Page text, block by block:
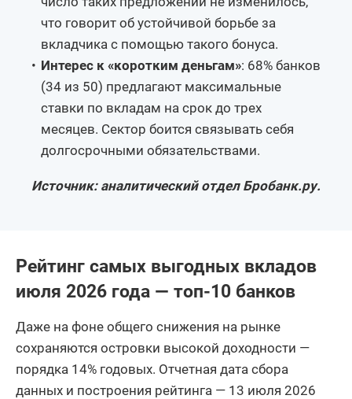
что говорит об устойчивой борьбе за
вкладчика с помощью такого бонуса.
Интерес к «коротким деньгам»: 68% банков
(34 из 50) предлагают максимальные
ставки по вкладам на срок до трех
месяцев. Сектор боится связывать себя
долгосрочными обязательствами.
Источник: аналитический отдел Бробанк.ру.
Рейтинг самых выгодных вкладов
июля 2026 года — топ-10 банков
Даже на фоне общего снижения на рынке
сохраняются островки высокой доходности —
порядка 14% годовых. Отчетная дата сбора
данных и построения рейтинга — 13 июля 2026